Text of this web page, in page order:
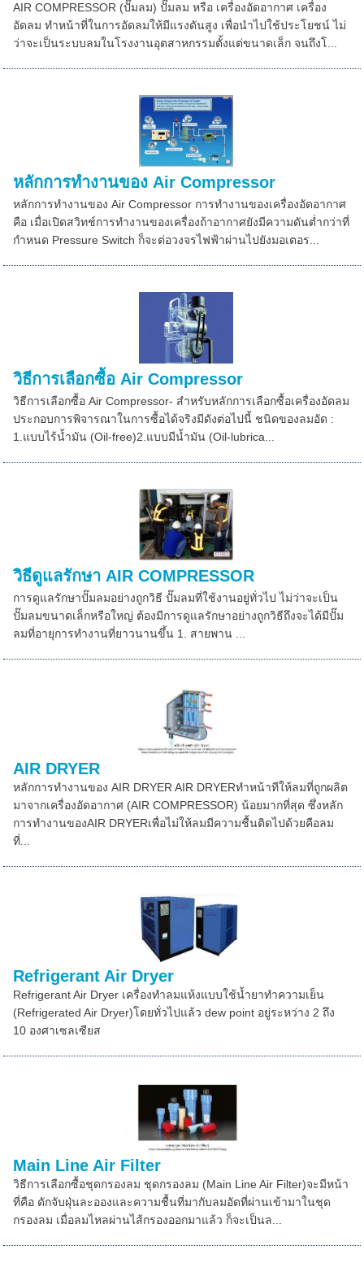
AIR COMPRESSOR (ปั๊มลม) ปั๊มลม หรือ เครื่องอัดอากาศ เครื่อง
อัดลม ทำหน้าที่ในการอัดลมให้มีแรงดันสูง เพื่อนำไปใช้ประโยชน์ ไม่
ว่าจะเป็นระบบลมในโรงงานอุตสาหกรรมตั้งแต่ขนาดเล็ก จนถึงโ...
หลักการทำงานของ Air Compressor
หลักการทำงานของ Air Compressor การทำงานของเครื่องอัดอากาศ
คือ เมื่อเปิดสวิทช์การทำงานของเครื่องถ้าอากาศยังมีความดันต่ำกว่าที่
กำหนด Pressure Switch ก็จะต่อวงจรไฟฟ้าผ่านไปยังมอเตอร...
วิธีการเลือกซื้อ Air Compressor
วิธีการเลือกซื้อ Air Compressor- สำหรับหลักการเลือกซื้อเครื่องอัดลม
ประกอบการพิจารณาในการซื้อได้จริงมีดังต่อไปนี้ ชนิดของลมอัด :
1.แบบไร้น้ำมัน (Oil-free)2.แบบมีน้ำมัน (Oil-lubrica...
วิธีดูแลรักษา AIR COMPRESSOR
การดูแลรักษาปั๊มลมอย่างถูกวิธี ปั๊มลมที่ใช้งานอยู่ทั่วไป ไม่ว่าจะเป็น
ปั๊มลมขนาดเล็กหรือใหญ่ ต้องมีการดูแลรักษาอย่างถูกวิธีถึงจะได้มีปั๊ม
ลมที่อายุการทำงานที่ยาวนานขึ้น 1. สายพาน ...
AIR DRYER
หลักการทำงานของ AIR DRYER AIR DRYERทำหน้าทีให้ลมที่ถูกผลิต
มาจากเครื่องอัดอากาศ (AIR COMPRESSOR) น้อยมากที่สุด ซึ่งหลัก
การทำงานของAIR DRYERเพื่อไม่ให้ลมมีความชื้นติดไปด้วยคือลม
ที่...
Refrigerant Air Dryer
Refrigerant Air Dryer เครื่องทำลมแห้งแบบใช้น้ำยาทำความเย็น
(Refrigerated Air Dryer)โดยทั่วไปแล้ว dew point อยู่ระหว่าง 2 ถึง
10 องศาเซลเซียส
Main Line Air Filter
วิธีการเลือกซื้อชุดกรองลม ชุดกรองลม (Main Line Air Filter)จะมีหน้า
ที่คือ ดักจับฝุ่นละอองและความชื้นที่มากับลมอัดที่ผ่านเข้ามาในชุด
กรองลม เมื่อลมไหลผ่านไส้กรองออกมาแล้ว ก็จะเป็นล...